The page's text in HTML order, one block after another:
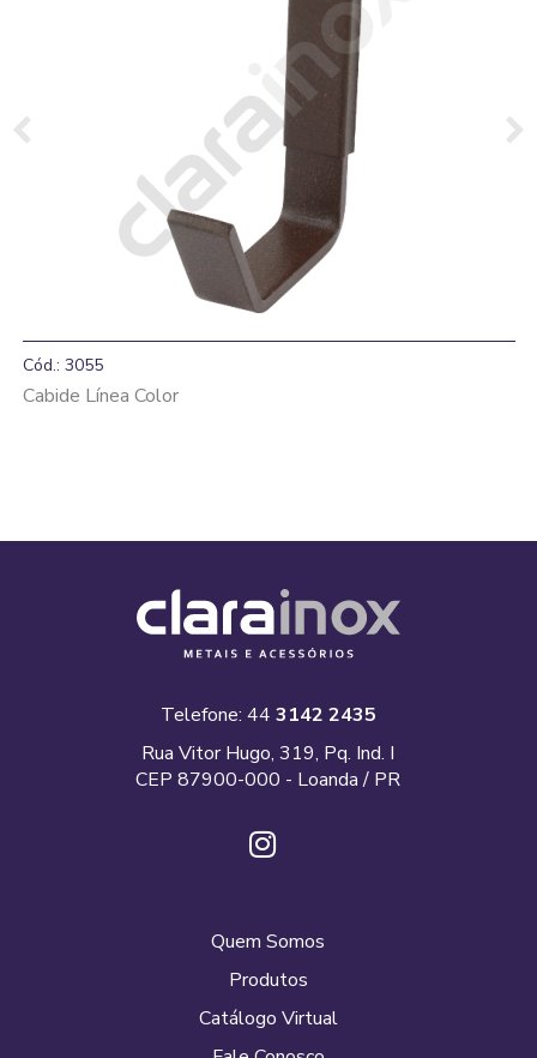
Cód.: 3055
Cabide Línea Color
Telefone: 44 3142 2435
Rua Vitor Hugo, 319, Pq. Ind. I
CEP 87900-000 - Loanda / PR
Quem Somos
Produtos
Catálogo Virtual